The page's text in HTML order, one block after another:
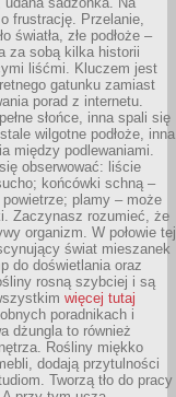
frustrację. Przelanie,
światła, złe podłoże –
za sobą kilka historii
liśćmi. Kluczem jest
gatunku zamiast
porad z internetu.
słońce, inna spali się
wilgotne podłoże, inna
między podlewaniami.
obserwować: liście
końcówki schną –
plamy – może
Zaczynasz rozumieć, że
organizm. W połowie tej
świat mieszanek
do doświetlania oraz
rosną szybciej i są
więcej tutaj
poradnikach i
dżungla to również
Rośliny miękko
dodają przytulności
Tworzą tło do pracy